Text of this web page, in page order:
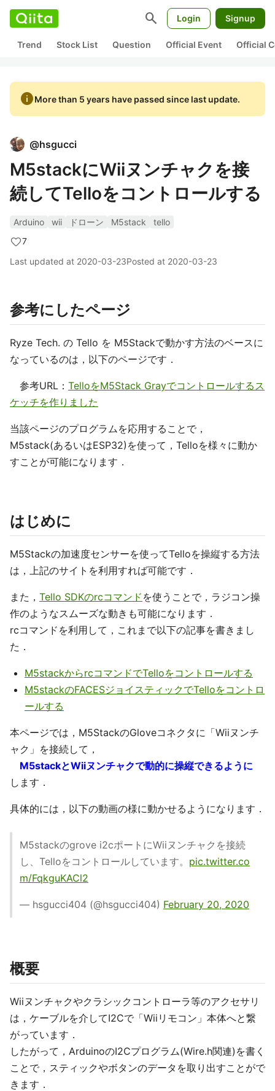
search Login Signup
Trend Stock List Question Official Event Official
infoMore than 5 years have passed since last update.
@hsgucci
M5stackにWiiヌンチャクを接
続してTelloをコントロールする
Arduino wii ドローン M5stack
tello
7
Last updated at 2020-03-23Posted at 2020-03-23
参考にしたページ
Ryze Tech. の Tello を M5Stackで動かす方法のベースに
なっているのは，以下のページです．
参考URL： TelloをM5Stack Grayでコントロールするス
ケッチを作りました
当該ページのプログラムを応用することで，
M5stack(あるいはESP32)を使って，Telloを様々に動か
すことが可能になります．
はじめに
M5Stackの加速度センサーを使ってTelloを操縦する方法
は，上記のサイトを利用すれば可能です．
また， Tello SDKのrcコマンド を使うことで，ラジコン操
作のようなスムーズな動きも可能になります．
rcコマンドを利用して，これまで以下の記事を書きまし
た．
M5stackからrcコマンドでTelloをコントロールする
M5stackのFACESジョイスティックでTelloをコントロ
ールする
本ページでは，M5StackのGloveコネクタに「Wiiヌンチ
ャク」を接続して，
M5stackとWiiヌンチャクで動的に操縦できるように
します．
具体的には，以下の動画の様に動かせるようになります．
M5stackのgrove i2cポートにWiiヌンチャクを接続
し、Telloをコントロールしています。 pic.twitter.co
m/FqkguKACl2
— hsgucci404 (@hsgucci404) February 20, 2020
概要
Wiiヌンチャクやクラシックコントローラ等のアクセサリ
は，ケーブルを介してI2Cで「Wiiリモコン」本体へと繋
がっています．
したがって，ArduinoのI2Cプログラム(Wire.h関連)を書く
ことで，スティックやボタンのデータを取り出すことがで
きます．